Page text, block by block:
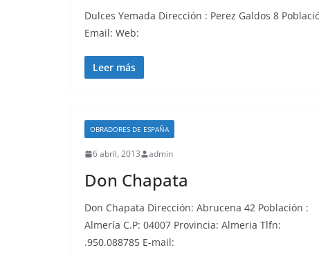
Dulces Yemada Dirección : Perez Galdos 8
Email: Web:
Leer más
OBRADORES DE ESPAÑA
6 abril, 2013 admin
Don Chapata
Don Chapata Dirección: Abrucena 42 Población :
Almería C.P: 04007 Provincia: Almeria Tlfn:
.950.088785 E-mail: